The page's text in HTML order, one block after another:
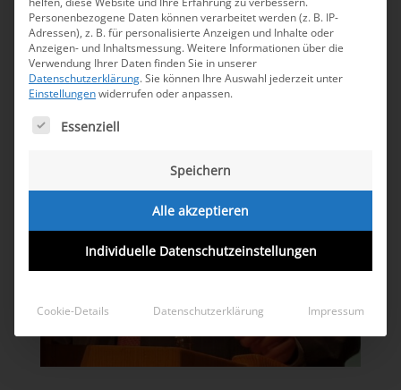
Personenbezogene Daten können verarbeitet werden (z. B. IP-
Adressen), z. B. für personalisierte Anzeigen und Inhalte oder
Anzeigen- und Inhaltsmessung.Weitere Informationen über die
Verwendung Ihrer Daten finden Sie in unserer
Datenschutzerklärung.Sie können Ihre Auswahl jederzeit unter
Einstellungenwiderrufen oder anpassen.
Es folgt eine Liste der Service-Gruppen, für die
Essenziell
Speichern
Alle akzeptieren
Individuelle Datenschutzeinstellungen
Cookie-Details Datenschutzerklärung Impressum